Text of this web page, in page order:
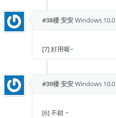
#38楼安安Windows 10.0
[7] 好用喔~
#39楼安安Windows 10.0
[6] 不錯 ~